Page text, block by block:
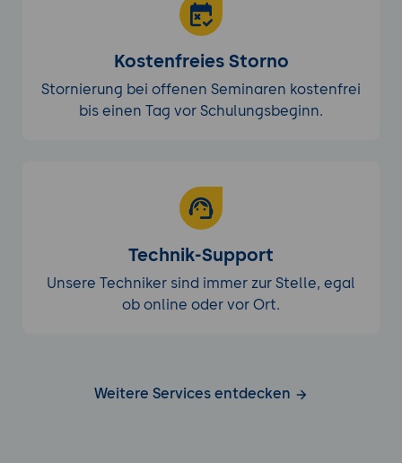
Kostenfreies Storno
Stornierung bei offenen Seminaren kostenfrei
bis einen Tag vor Schulungsbeginn.
Technik-Support
Unsere Techniker sind immer zur Stelle, egal
ob online oder vor Ort.
Weitere Services entdecken